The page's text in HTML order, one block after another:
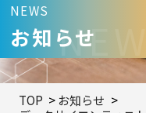
NEWS
お知らせ
TOP
お知らせ